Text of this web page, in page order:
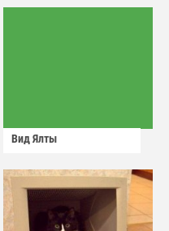
Вид Ялты